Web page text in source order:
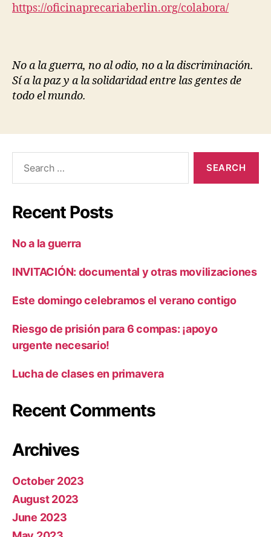
https://oficinaprecariaberlin.org/colabora/
No a la guerra, no al odio, no a la discriminación.
Sí a la paz y a la solidaridad entre las gentes de
todo el mundo.
Recent Posts
No a la guerra
INVITACIÓN: documental y otras movilizaciones
Este domingo celebramos el verano contigo
Riesgo de prisión para 6 compas: ¡apoyo
urgente necesario!
Lucha de clases en primavera
Recent Comments
Archives
October 2023
August 2023
June 2023